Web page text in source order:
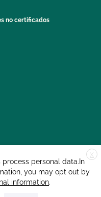
no certificados
X
personal data.In
you may opt out by
information.